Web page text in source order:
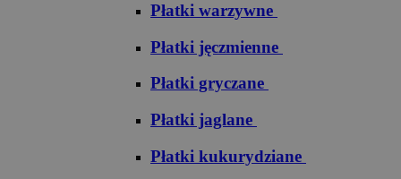
Płatki warzywne
Płatki jęczmienne
Płatki gryczane
Płatki jaglane
Płatki kukurydziane